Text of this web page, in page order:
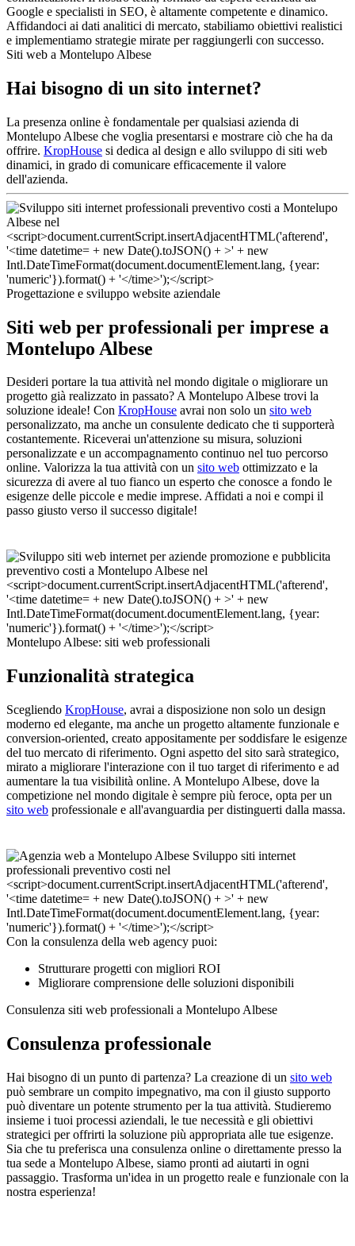
Google e specialisti in SEO, è altamente competente e dinamico.
Affidandoci ai dati analitici di mercato, stabiliamo obiettivi realistici
e implementiamo strategie mirate per raggiungerli con successo.
Siti web a Montelupo Albese
Hai bisogno di un sito internet?
La presenza online è fondamentale per qualsiasi azienda di
Montelupo Albese che voglia presentarsi e mostrare ciò che ha da
offrire. KropHouse si dedica al design e allo sviluppo di siti web
dinamici, in grado di comunicare efficacemente il valore
dell'azienda.
Progettazione e sviluppo website aziendale
Siti web per professionali per imprese a
Montelupo Albese
Desideri portare la tua attività nel mondo digitale o migliorare un
progetto già realizzato in passato? A Montelupo Albese trovi la
soluzione ideale! Con KropHouse avrai non solo un sito web
personalizzato, ma anche un consulente dedicato che ti supporterà
costantemente. Riceverai un'attenzione su misura, soluzioni
personalizzate e un accompagnamento continuo nel tuo percorso
online. Valorizza la tua attività con un sito web ottimizzato e la
sicurezza di avere al tuo fianco un esperto che conosce a fondo le
esigenze delle piccole e medie imprese. Affidati a noi e compi il
passo giusto verso il successo digitale!
Montelupo Albese: siti web professionali
Funzionalità strategica
Scegliendo KropHouse, avrai a disposizione non solo un design
moderno ed elegante, ma anche un progetto altamente funzionale e
conversion-oriented, creato appositamente per soddisfare le esigenze
del tuo mercato di riferimento. Ogni aspetto del sito sarà strategico,
mirato a migliorare l'interazione con il tuo target di riferimento e ad
aumentare la tua visibilità online. A Montelupo Albese, dove la
competizione nel mondo digitale è sempre più feroce, opta per un
sito web professionale e all'avanguardia per distinguerti dalla massa.
Con la consulenza della web agency puoi:
Strutturare progetti con migliori ROI
Migliorare comprensione delle soluzioni disponibili
Consulenza siti web professionali a Montelupo Albese
Consulenza professionale
Hai bisogno di un punto di partenza? La creazione di un sito web
può sembrare un compito impegnativo, ma con il giusto supporto
può diventare un potente strumento per la tua attività. Studieremo
insieme i tuoi processi aziendali, le tue necessità e gli obiettivi
strategici per offrirti la soluzione più appropriata alle tue esigenze.
Sia che tu preferisca una consulenza online o direttamente presso la
tua sede a Montelupo Albese, siamo pronti ad aiutarti in ogni
passaggio. Trasforma un'idea in un progetto reale e funzionale con la
nostra esperienza!